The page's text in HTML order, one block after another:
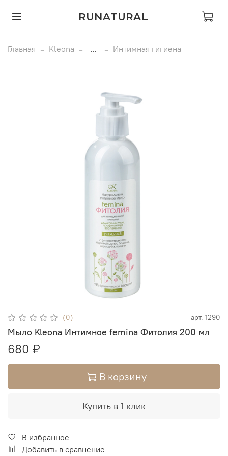
RUNATURAL
Главная Kleona ... Интимная гигиена
(0) арт. 1290
Мыло Kleona Интимное femina Фитолия 200 мл
680 ₽
В корзину
Купить в 1 клик
В избранное
Добавить в сравнение